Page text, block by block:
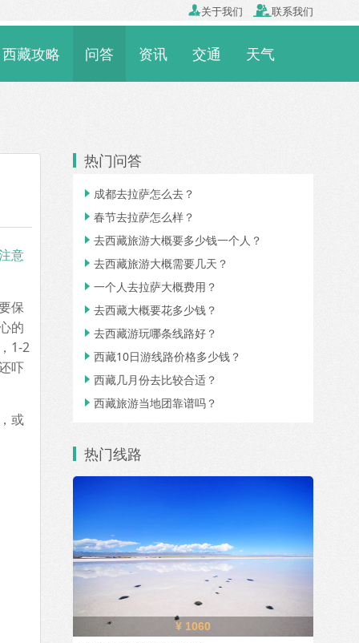
关于我们 联系我们
西藏攻略 问答 资讯 交通 天气
意
保
的
1-2
吓
或
热门问答
 成都去拉萨怎么去？
 春节去拉萨怎么样？
 去西藏旅游大概要多少钱一个人？
 去西藏旅游大概需要几天？
 一个人去拉萨大概费用？
 去西藏大概要花多少钱？
 去西藏游玩哪条线路好？
 西藏10日游线路价格多少钱？
 西藏几月份去比较合适？
 西藏旅游当地团靠谱吗？
热门线路
¥ 1060